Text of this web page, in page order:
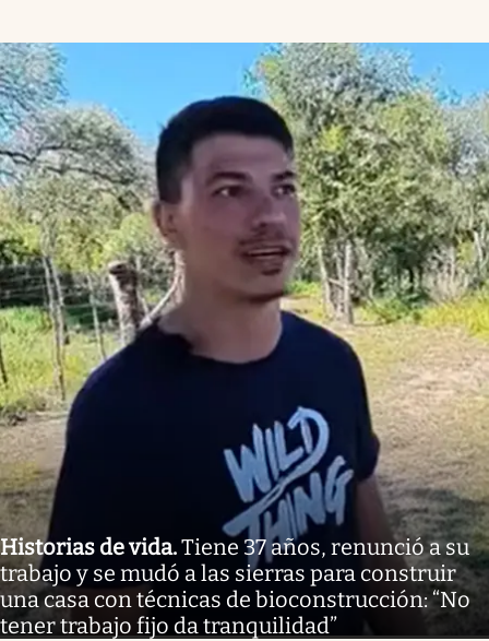
Historias de vida.Tiene 37 años, renunció a su
trabajo y se mudó a las sierras para construir
una casa con técnicas de bioconstrucción: “No
tener trabajo fijo da tranquilidad”